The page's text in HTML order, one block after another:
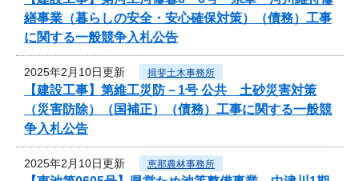
繕事業（暮らしの安全・安心確保対策）（債務）工事
に関する一般競争入札公告
2025年2月10日更新 揖斐土木事務所
【建設工事】第維工災防－1号 公共 土砂災害対策
（災害防除）（国補正）（債務）工事に関する一般競
争入札公告
2025年2月10日更新 恵那農林事務所